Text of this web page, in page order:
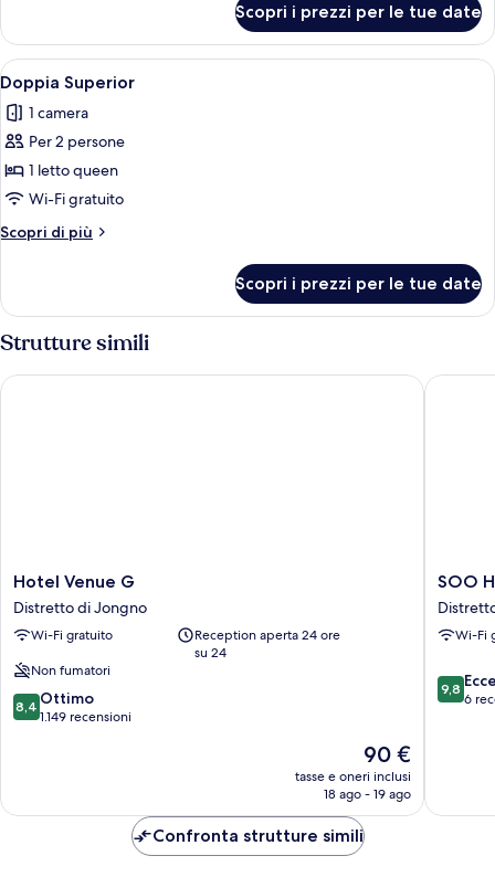
letti
singoli
Deluxe
con
2
letti
singoli
Scopri i prezzi per le tue date
Apri
tutte
le
foto
per
Doppia
Superior
Una camera d'albergo con un letto,
9
Doppia Superior
1 camera
Per 2 persone
1 letto queen
Wi-Fi gratuito
Scopri di più
Altri
Superior
Scopri i prezzi per le tue date
Strutture simili
Hotel
Venue
G
Distretto
di
Jongno
Hotel Venue G
Distretto di Jongno
Wi-Fi gratuito
Reception aperta 24 ore
su 24
Non fumatori
8.4
su
8,4 Ottimo
1.149 recensioni
Il
prezzo
attuale
90 €
90 €
tasse e oneri inclusi
18 ago - 19 ago
Hotel Venue G
SOO
HOTEL
di
SOO
Wi-Fi
9.8
su
9,8
6
SOO
Confronta strutture simili